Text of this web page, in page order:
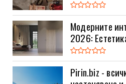
Модерните
2026:
Pirin.biz -